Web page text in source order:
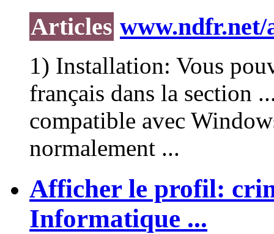
Articles
1) Installation: Vous
français dans la section
compatible avec
normalement ...
Afficher le profil:
Informatique ...